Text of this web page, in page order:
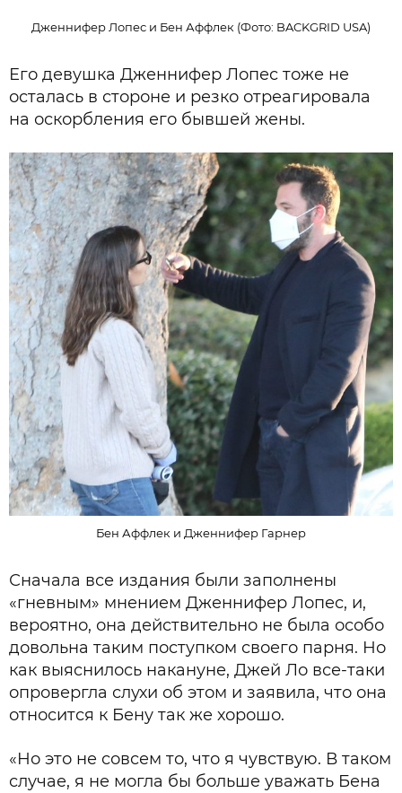
Дженнифер Лопес и Бен Аффлек (Фото: BACKGRID USA)
Его девушка Дженнифер Лопес тоже не
осталась в стороне и резко отреагировала
на оскорбления его бывшей жены.
Бен Аффлек и Дженнифер Гарнер
Сначала все издания были заполнены
«гневным» мнением Дженнифер Лопес, и,
вероятно, она действительно не была особо
довольна таким поступком своего парня. Но
как выяснилось накануне, Джей Ло все-таки
опровергла слухи об этом и заявила, что она
относится к Бену так же хорошо.
«Но это не совсем то, что я чувствую. В таком
случае, я не могла бы больше уважать Бена